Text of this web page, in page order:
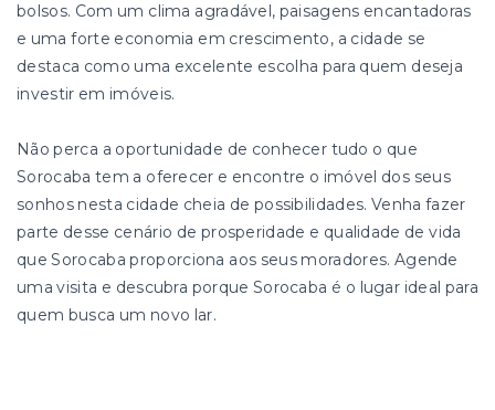
bolsos. Com um clima agradável, paisagens encantadoras
e uma forte economia em crescimento, a cidade se
destaca como uma excelente escolha para quem deseja
investir em imóveis.
Não perca a oportunidade de conhecer tudo o que
Sorocaba tem a oferecer e encontre o imóvel dos seus
sonhos nesta cidade cheia de possibilidades. Venha fazer
parte desse cenário de prosperidade e qualidade de vida
que Sorocaba proporciona aos seus moradores. Agende
uma visita e descubra porque Sorocaba é o lugar ideal para
quem busca um novo lar.